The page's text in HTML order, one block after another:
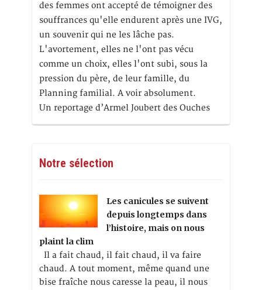
des femmes ont accepté de témoigner des
souffrances qu'elle endurent après une IVG,
un souvenir qui ne les lâche pas.
L'avortement, elles ne l'ont pas vécu
comme un choix, elles l'ont subi, sous la
pression du père, de leur famille, du
Planning familial. A voir absolument.
Un reportage d’Armel Joubert des Ouches
Notre sélection
Les canicules se suivent
depuis longtemps dans
l’histoire, mais on nous
plaint la clim
Il a fait chaud, il fait chaud, il va faire
chaud. A tout moment, même quand une
bise fraîche nous caresse la peau, il nous